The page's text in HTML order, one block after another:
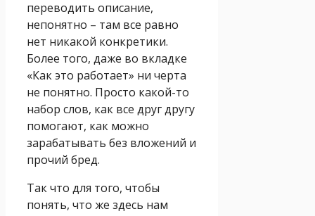
переводить описание,
непонятно – там все равно
нет никакой конкретики.
Более того, даже во вкладке
«Как это работает» ни черта
не понятно. Просто какой-то
набор слов, как все друг другу
помогают, как можно
зарабатывать без вложений и
прочий бред.
Так что для того, чтобы
понять, что же здесь нам